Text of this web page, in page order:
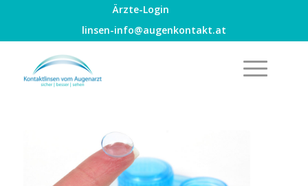
Ärzte-Login
linsen-info@augenkontakt.at